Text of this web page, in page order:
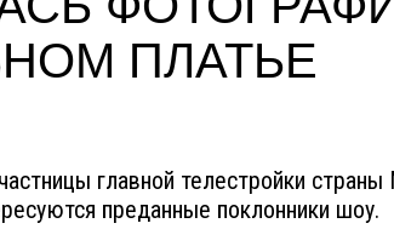
ПЛАТЬЕ
главной телестройки
преданные поклонники шоу.